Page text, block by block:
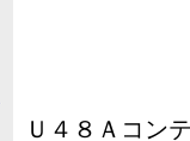
Ｕ４８Ａコン